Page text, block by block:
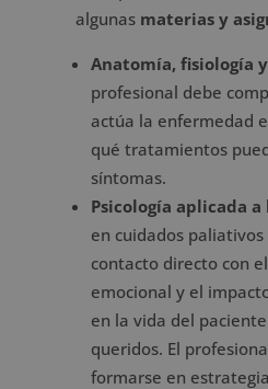
algunas materias y
Anatomía, fisiología
profesional debe
actúa la enfermedad
qué tratamientos
síntomas.
Psicología aplicada a
en cuidados
contacto directo con
emocional y el
en la vida del
queridos. El
formarse en